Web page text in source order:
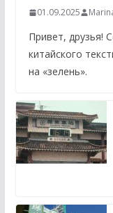
01.09.2025
Привет, друзья!
китайского
на «зелень».